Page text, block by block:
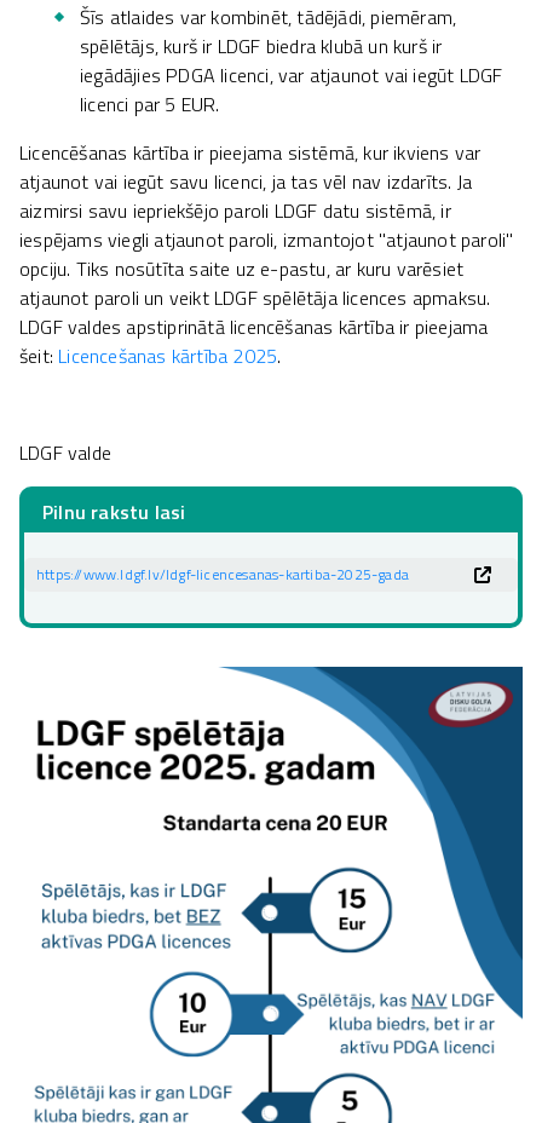
Šīs atlaides var kombinēt, tādējādi, piemēram,
spēlētājs, kurš ir LDGF biedra klubā un kurš ir
iegādājies PDGA licenci, var atjaunot vai iegūt LDGF
licenci par 5 EUR.
Licencēšanas kārtība ir pieejama sistēmā, kur ikviens var
atjaunot vai iegūt savu licenci, ja tas vēl nav izdarīts. Ja
aizmirsi savu iepriekšējo paroli LDGF datu sistēmā, ir
iespējams viegli atjaunot paroli, izmantojot "atjaunot paroli"
opciju. Tiks nosūtīta saite uz e-pastu, ar kuru varēsiet
atjaunot paroli un veikt LDGF spēlētāja licences apmaksu.
LDGF valdes apstiprinātā licencēšanas kārtība ir pieejama
šeit: Licencešanas kārtība 2025.
LDGF valde
Pilnu rakstu lasi
https://www.ldgf.lv/ldgf-licencesanas-kartiba-2025-gada